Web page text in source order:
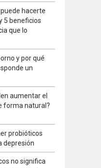
hacerte
5 beneficios
que lo
y por qué
un
aumentar el
forma natural?
probióticos
depresión
no significa